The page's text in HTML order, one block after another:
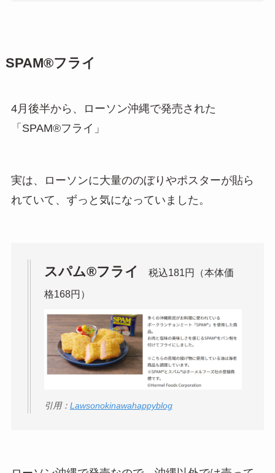
SPAM®︎フライ
4月後半から、ローソン沖縄で発売された
「SPAM®︎フライ」
実は、ローソンに大量ののぼりやポスターが貼ら
れていて、ずっと気になっていました。
スパム®️フライ
税込181円（本体価
格168円）
引用： Lawsonokinawahappyblog